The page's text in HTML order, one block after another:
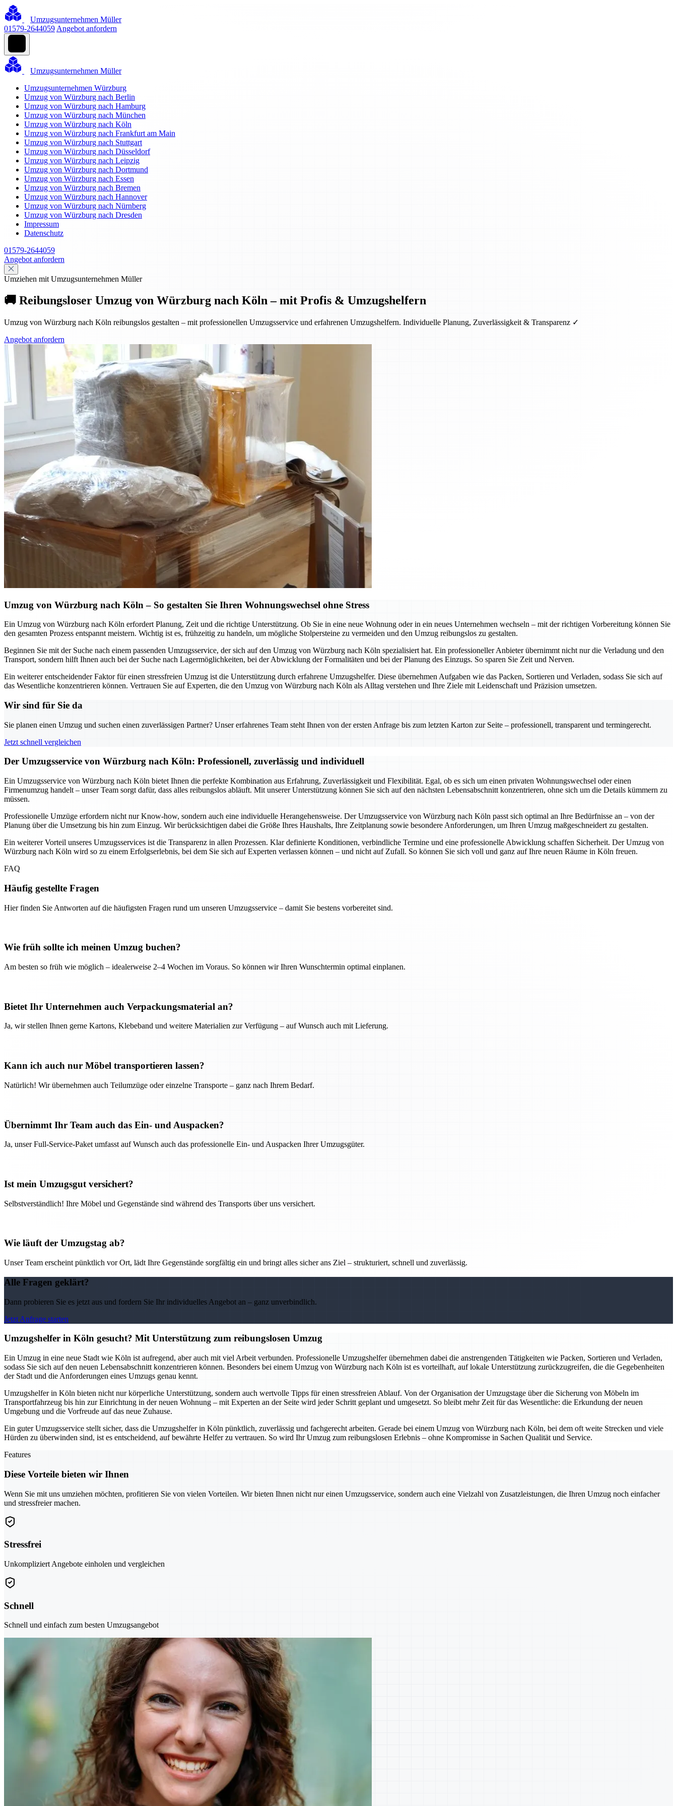
Umzugsunternehmen Müller
01579-2644059 Angebot anfordern
Umzugsunternehmen Müller
Umzugsunternehmen Würzburg
Umzug von Würzburg nach Berlin
Umzug von Würzburg nach Hamburg
Umzug von Würzburg nach München
Umzug von Würzburg nach Köln
Umzug von Würzburg nach Frankfurt am Main
Umzug von Würzburg nach Stuttgart
Umzug von Würzburg nach Düsseldorf
Umzug von Würzburg nach Leipzig
Umzug von Würzburg nach Dortmund
Umzug von Würzburg nach Essen
Umzug von Würzburg nach Bremen
Umzug von Würzburg nach Hannover
Umzug von Würzburg nach Nürnberg
Umzug von Würzburg nach Dresden
Impressum
Datenschutz
01579-2644059
Angebot anfordern
Umziehen mit Umzugsunternehmen Müller
🚚 Reibungsloser Umzug von Würzburg nach Köln – mit Profis & Umzugshelfern
Umzug von Würzburg nach Köln reibungslos gestalten – mit professionellen Umzugsservice und erfahrenen Umzugshelfern. Individuelle Planung, Zuverlässigkeit & Transparenz ✓
Angebot anfordern
Umzug von Würzburg nach Köln – So gestalten Sie Ihren Wohnungswechsel ohne Stress
Ein Umzug von Würzburg nach Köln erfordert Planung, Zeit und die richtige Unterstützung. Ob Sie in eine neue Wohnung oder in ein neues Unternehmen wechseln – mit der richtigen Vorbereitung können Sie
den gesamten Prozess entspannt meistern. Wichtig ist es, frühzeitig zu handeln, um mögliche Stolpersteine zu vermeiden und den Umzug reibungslos zu gestalten.
Beginnen Sie mit der Suche nach einem passenden Umzugsservice, der sich auf den Umzug von Würzburg nach Köln spezialisiert hat. Ein professioneller Anbieter übernimmt nicht nur die Verladung und den
Transport, sondern hilft Ihnen auch bei der Suche nach Lagermöglichkeiten, bei der Abwicklung der Formalitäten und bei der Planung des Einzugs. So sparen Sie Zeit und Nerven.
Ein weiterer entscheidender Faktor für einen stressfreien Umzug ist die Unterstützung durch erfahrene Umzugshelfer. Diese übernehmen Aufgaben wie das Packen, Sortieren und Verladen, sodass Sie sich auf
das Wesentliche konzentrieren können. Vertrauen Sie auf Experten, die den Umzug von Würzburg nach Köln als Alltag verstehen und Ihre Ziele mit Leidenschaft und Präzision umsetzen.
Wir sind für Sie da
Sie planen einen Umzug und suchen einen zuverlässigen Partner? Unser erfahrenes Team steht Ihnen von der ersten Anfrage bis zum letzten Karton zur Seite – professionell, transparent und termingerecht.
Jetzt schnell vergleichen
Der Umzugsservice von Würzburg nach Köln: Professionell, zuverlässig und individuell
Ein Umzugsservice von Würzburg nach Köln bietet Ihnen die perfekte Kombination aus Erfahrung, Zuverlässigkeit und Flexibilität. Egal, ob es sich um einen privaten Wohnungswechsel oder einen
Firmenumzug handelt – unser Team sorgt dafür, dass alles reibungslos abläuft. Mit unserer Unterstützung können Sie sich auf den nächsten Lebensabschnitt konzentrieren, ohne sich um die Details kümmern zu
müssen.
Professionelle Umzüge erfordern nicht nur Know-how, sondern auch eine individuelle Herangehensweise. Der Umzugsservice von Würzburg nach Köln passt sich optimal an Ihre Bedürfnisse an – von der
Planung über die Umsetzung bis hin zum Einzug. Wir berücksichtigen dabei die Größe Ihres Haushalts, Ihre Zeitplanung sowie besondere Anforderungen, um Ihren Umzug maßgeschneidert zu gestalten.
Ein weiterer Vorteil unseres Umzugsservices ist die Transparenz in allen Prozessen. Klar definierte Konditionen, verbindliche Termine und eine professionelle Abwicklung schaffen Sicherheit. Der Umzug von
Würzburg nach Köln wird so zu einem Erfolgserlebnis, bei dem Sie sich auf Experten verlassen können – und nicht auf Zufall. So können Sie sich voll und ganz auf Ihre neuen Räume in Köln freuen.
FAQ
Häufig gestellte Fragen
Hier finden Sie Antworten auf die häufigsten Fragen rund um unseren Umzugsservice – damit Sie bestens vorbereitet sind.
Wie früh sollte ich meinen Umzug buchen?
Am besten so früh wie möglich – idealerweise 2–4 Wochen im Voraus. So können wir Ihren Wunschtermin optimal einplanen.
Bietet Ihr Unternehmen auch Verpackungsmaterial an?
Ja, wir stellen Ihnen gerne Kartons, Klebeband und weitere Materialien zur Verfügung – auf Wunsch auch mit Lieferung.
Kann ich auch nur Möbel transportieren lassen?
Natürlich! Wir übernehmen auch Teilumzüge oder einzelne Transporte – ganz nach Ihrem Bedarf.
Übernimmt Ihr Team auch das Ein- und Auspacken?
Ja, unser Full-Service-Paket umfasst auf Wunsch auch das professionelle Ein- und Auspacken Ihrer Umzugsgüter.
Ist mein Umzugsgut versichert?
Selbstverständlich! Ihre Möbel und Gegenstände sind während des Transports über uns versichert.
Wie läuft der Umzugstag ab?
Unser Team erscheint pünktlich vor Ort, lädt Ihre Gegenstände sorgfältig ein und bringt alles sicher ans Ziel – strukturiert, schnell und zuverlässig.
Alle Fragen geklärt?
Dann probieren Sie es jetzt aus und fordern Sie Ihr individuelles Angebot an – ganz unverbindlich.
Jetzt Anfrage starten
Umzugshelfer in Köln gesucht? Mit Unterstützung zum reibungslosen Umzug
Ein Umzug in eine neue Stadt wie Köln ist aufregend, aber auch mit viel Arbeit verbunden. Professionelle Umzugshelfer übernehmen dabei die anstrengenden Tätigkeiten wie Packen, Sortieren und Verladen,
sodass Sie sich auf den neuen Lebensabschnitt konzentrieren können. Besonders bei einem Umzug von Würzburg nach Köln ist es vorteilhaft, auf lokale Unterstützung zurückzugreifen, die die Gegebenheiten
der Stadt und die Anforderungen eines Umzugs genau kennt.
Umzugshelfer in Köln bieten nicht nur körperliche Unterstützung, sondern auch wertvolle Tipps für einen stressfreien Ablauf. Von der Organisation der Umzugstage über die Sicherung von Möbeln im
Transportfahrzeug bis hin zur Einrichtung in der neuen Wohnung – mit Experten an der Seite wird jeder Schritt geplant und umgesetzt. So bleibt mehr Zeit für das Wesentliche: die Erkundung der neuen
Umgebung und die Vorfreude auf das neue Zuhause.
Ein guter Umzugsservice stellt sicher, dass die Umzugshelfer in Köln pünktlich, zuverlässig und fachgerecht arbeiten. Gerade bei einem Umzug von Würzburg nach Köln, bei dem oft weite Strecken und viele
Hürden zu überwinden sind, ist es entscheidend, auf bewährte Helfer zu vertrauen. So wird Ihr Umzug zum reibungslosen Erlebnis – ohne Kompromisse in Sachen Qualität und Service.
Features
Diese Vorteile bieten wir Ihnen
Wenn Sie mit uns umziehen möchten, profitieren Sie von vielen Vorteilen. Wir bieten Ihnen nicht nur einen Umzugsservice, sondern auch eine Vielzahl von Zusatzleistungen, die Ihren Umzug noch einfacher
und stressfreier machen.
Stressfrei
Unkompliziert Angebote einholen und vergleichen
Schnell
Schnell und einfach zum besten Umzugsangebot